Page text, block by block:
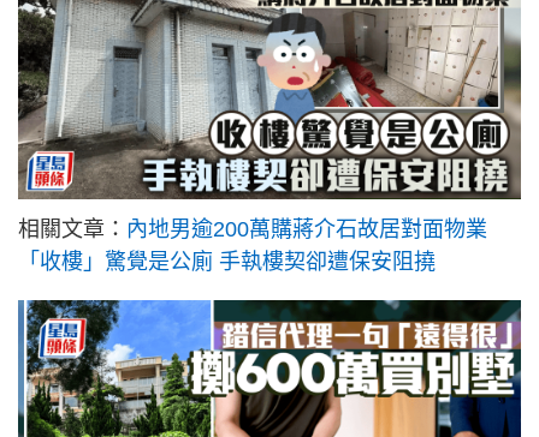
相關文章： 內地男逾200萬購蔣介石故居對面物業
「收樓」驚覺是公廁 手執樓契卻遭保安阻撓